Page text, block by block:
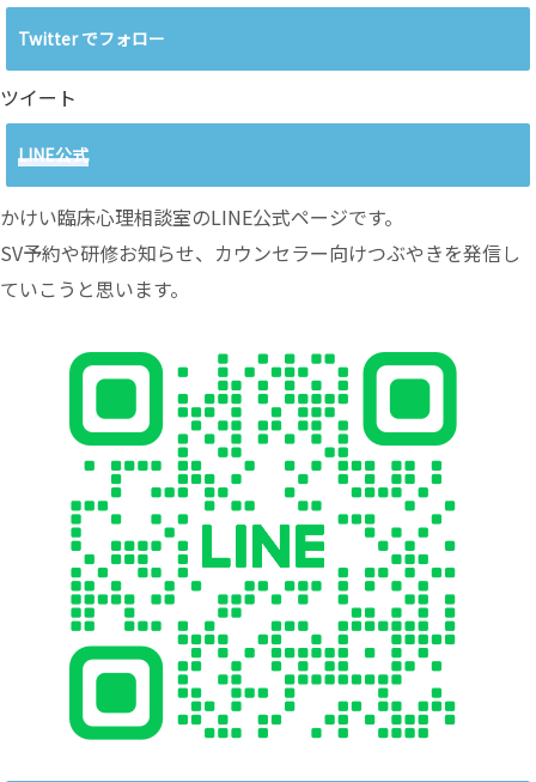
Twitter でフォロー
ツイート
LINE公式
かけい臨床心理相談室のLINE公式ページです。
SV予約や研修お知らせ、カウンセラー向けつぶやきを発信し
ていこうと思います。